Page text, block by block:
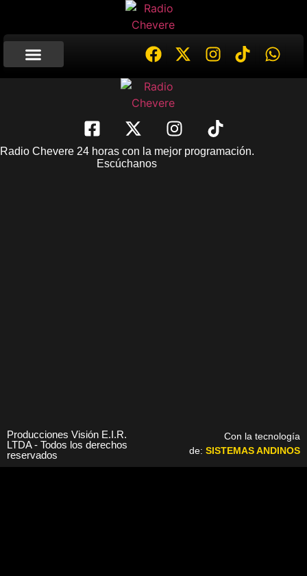
Radio Chevere 24 horas con la mejor programación.
Escúchanos
Producciones Visión E.I.R.
LTDA - Todos los derechos
reservados
Con la tecnología
de: SISTEMAS ANDINOS